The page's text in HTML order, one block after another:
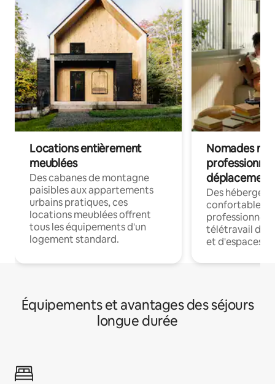
Locations entièrement
meublées
Des cabanes de montagne
paisibles aux appartements
urbains pratiques, ces
locations meublées offrent
tous les équipements d'un
logement standard.
Nomades
déplacement
Des
confortables
professionnels
télétravail
et d'espaces
Équipements et avantages des séjours
longue durée